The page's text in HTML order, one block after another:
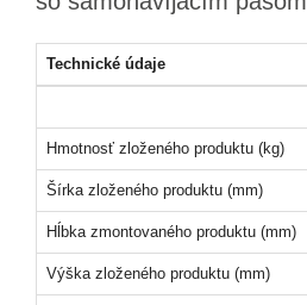
Technické údaje
Hmotnosť zloženého produktu (kg)
Šírka zloženého produktu (mm)
Hĺbka zmontovaného produktu (mm)
Výška zloženého produktu (mm)